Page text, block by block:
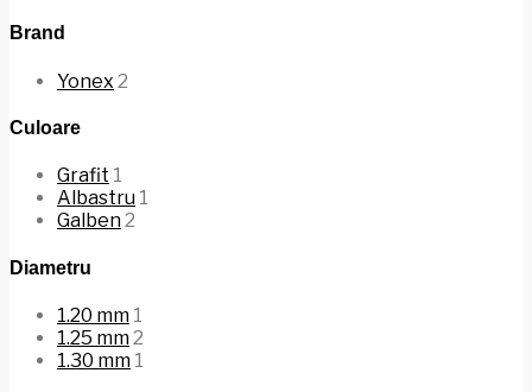
Brand
Yonex 2
Culoare
Grafit 1
Albastru 1
Galben2
Diametru
1.20 mm 1
1.25 mm2
1.30 mm 1